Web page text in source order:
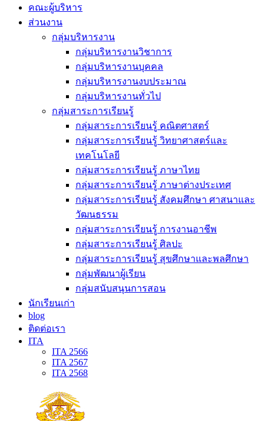
คณะผู้บริหาร
ส่วนงาน
กลุ่มบริหารงาน
กลุ่มบริหารงานวิชาการ
กลุ่มบริหารงานบุคคล
กลุ่มบริหารงานงบประมาณ
กลุ่มบริหารงานทั่วไป
กลุ่มสาระการเรียนรู้
กลุ่มสาระการเรียนรู้ คณิตศาสตร์
กลุ่มสาระการเรียนรู้ วิทยาศาสตร์และ
เทคโนโลยี
กลุ่มสาระการเรียนรู้ ภาษาไทย
กลุ่มสาระการเรียนรู้ ภาษาต่างประเทศ
กลุ่มสาระการเรียนรู้ สังคมศึกษา ศาสนาและ
วัฒนธรรม
กลุ่มสาระการเรียนรู้ การงานอาชีพ
กลุ่มสาระการเรียนรู้ ศิลปะ
กลุ่มสาระการเรียนรู้ สุขศึกษาและพลศึกษา
กลุ่มพัฒนาผู้เรียน
กลุ่มสนับสนุนการสอน
นักเรียนเก่า
blog
ติดต่อเรา
ITA
ITA 2566
ITA 2567
ITA 2568